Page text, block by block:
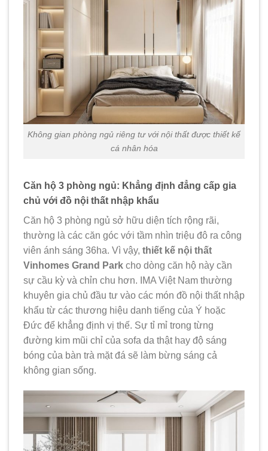
Không gian phòng ngủ riêng tư với nội thất được thiết kế
cá nhân hóa
Căn hộ 3 phòng ngủ: Khẳng định đẳng cấp gia
chủ với đồ nội thất nhập khẩu
Căn hộ 3 phòng ngủ sở hữu diện tích rộng rãi,
thường là các căn góc với tầm nhìn triệu đô ra công
viên ánh sáng 36ha. Vì vậy, thiết kế nội thất
Vinhomes Grand Park cho dòng căn hộ này cần
sự cầu kỳ và chỉn chu hơn. IMA Việt Nam thường
khuyên gia chủ đầu tư vào các món đồ nội thất nhập
khẩu từ các thương hiệu danh tiếng của Ý hoặc
Đức để khẳng định vị thế. Sự tỉ mỉ trong từng
đường kim mũi chỉ của sofa da thật hay độ sáng
bóng của bàn trà mặt đá sẽ làm bừng sáng cả
không gian sống.